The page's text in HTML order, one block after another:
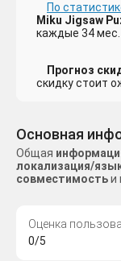
По
Miku Jigsaw
каждые 34 мес.
Прогноз
скидку стоит
Основная
Общая
локализация/
совместимостьи
Оценка
0/5